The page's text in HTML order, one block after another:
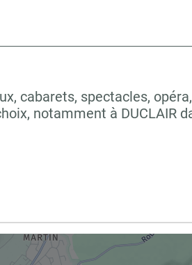
cabarets, spectacles,
notamment à DUCLAIR